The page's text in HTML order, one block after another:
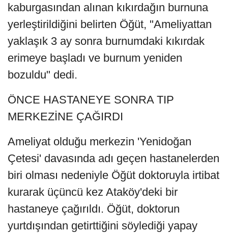
kaburgasından alınan kıkırdağın burnuna
yerleştirildiğini belirten Öğüt, "Ameliyattan
yaklaşık 3 ay sonra burnumdaki kıkırdak
erimeye başladı ve burnum yeniden
bozuldu" dedi.
ÖNCE HASTANEYE SONRA TIP
MERKEZİNE ÇAĞIRDI
Ameliyat olduğu merkezin 'Yenidoğan
Çetesi' davasında adı geçen hastanelerden
biri olması nedeniyle Öğüt doktoruyla irtibat
kurarak üçüncü kez Ataköy'deki bir
hastaneye çağırıldı. Öğüt, doktorun
yurtdışından getirttiğini söylediği yapay